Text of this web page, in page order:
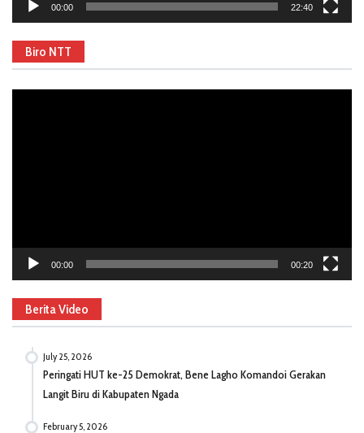
00:00 22:40
Biro NTT
00:00 00:20
Berita Video
July 25, 2026
Peringati HUT ke-25 Demokrat, Bene Lagho Komandoi Gerakan
Langit Biru di Kabupaten Ngada
February 5, 2026